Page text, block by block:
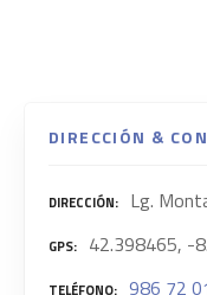
DIRECCIÓN &
DIRECCIÓN Lg.
GPS 42.398465, -
TELÉFONO 986 72